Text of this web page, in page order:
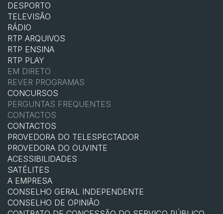
DESPORTO
TELEVISÃO
RÁDIO
RTP ARQUIVOS
RTP ENSINA
RTP PLAY
EM DIRETO
REVER PROGRAMAS
CONCURSOS
PERGUNTAS FREQUENTES
CONTACTOS
CONTACTOS
PROVEDORA DO TELESPECTADOR
PROVEDORA DO OUVINTE
ACESSIBILIDADES
SATÉLITES
A EMPRESA
CONSELHO GERAL INDEPENDENTE
CONSELHO DE OPINIÃO